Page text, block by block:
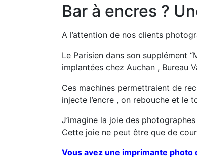
Bar à encres ?
A l’attention de nos clients
Le Parisien dans son supplément
implantées chez Auchan , Bureau
Ces machines permettraient de
injecte l’encre , on rebouche et le
J’imagine la joie des
Cette joie ne peut être que de
Vous avez une imprimante photo